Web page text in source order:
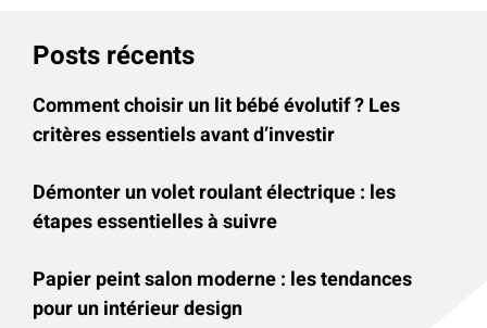
Posts récents
Comment choisir un lit bébé évolutif ? Les
critères essentiels avant d’investir
Démonter un volet roulant électrique : les
étapes essentielles à suivre
Papier peint salon moderne : les tendances
pour un intérieur design